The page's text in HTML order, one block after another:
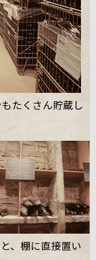
たくさん貯蔵し
、棚に直接置い